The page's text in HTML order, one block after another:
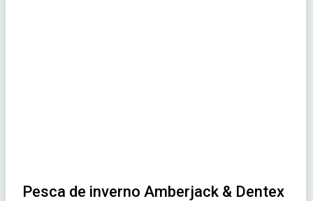
Pesca de inverno Amberjack & Dentex